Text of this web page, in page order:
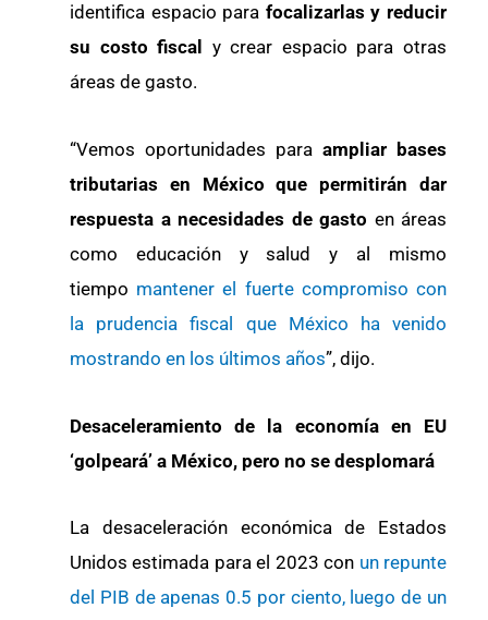
identifica espacio para focalizarlas y reducir
su costo fiscal
y crear espacio para otras
áreas de gasto.
“Vemos oportunidades para ampliar bases
tributarias en México que permitirán dar
respuesta a necesidades de gasto en áreas
como educación y salud y al mismo
tiempo mantener el fuerte compromiso con
la prudencia fiscal que México ha venido
mostrando en los últimos años”, dijo.
Desaceleramiento de la economía en EU
‘golpeará’ a México, pero no se desplomará
La desaceleración económica de Estados
Unidos estimada para el 2023 con un repunte
del PIB de apenas 0.5 por ciento, luego de un